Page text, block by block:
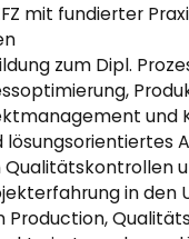
mit fundierter
zum Dipl.
und
lösungsorientiertes
Qualitätskontrollen
in den
Production,